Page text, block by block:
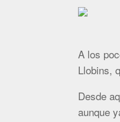
A los
Llobins,
Desde
aunque